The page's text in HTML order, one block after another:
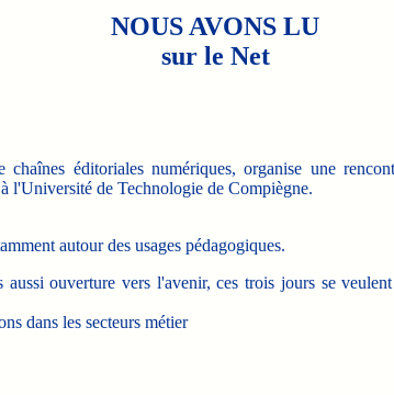
NOUS AVONS LU
sur le Net
éditoriales numériques, organise une
l'Université de Technologie de Compiègne.
autour des usages pédagogiques.
ouverture vers l'avenir, ces trois jours se
dans les secteurs métier